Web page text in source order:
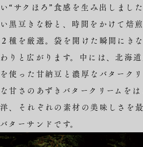
い“サクほろ”食感を生み出しまし
い黒豆きな粉と、時間をかけて焙
２種を厳選。袋を開けた瞬間にき
わりと広がります。中には、北海
を使った甘納豆と濃厚なバターク
な甘さのあずきバタークリームを
洋、それぞれの素材の美味しさを
バターサンドです。